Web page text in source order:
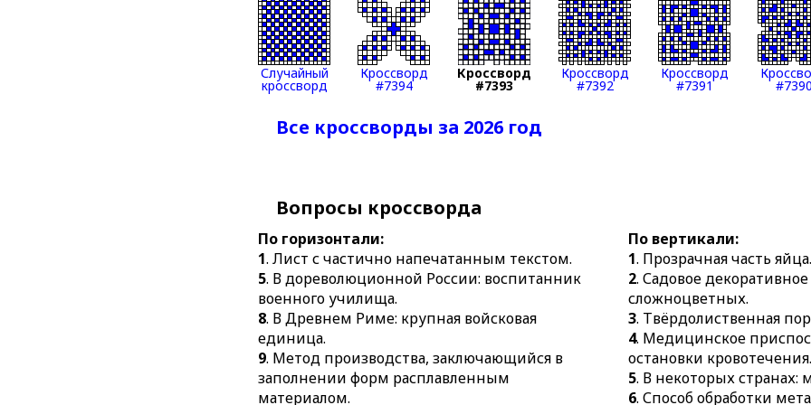
больнице.
31.В боксе: одна из схваток,
бой.
32.Место розничной
15.Рыболовецкая артель.
16.Тонкая палочка с
воспламеняющегося
17.То, что является
Главная, основная мысль
Перемещение на
Душевный уклад.
Случайный
кроссворд
Кроссворд
#7394
Кроссворд
#7393
Кроссворд
#7392
Кроссворд
#7391
Все кроссворды за 2026 год
Вопросы кроссворда
По горизонтали:
1. Лист с частично напечатанным текстом.
5. В дореволюционной России: воспитанник
военного училища.
8. В Древнем Риме: крупная войсковая
единица.
9. Метод производства, заключающийся в
заполнении форм расплавленным
материалом.
По вертикали:
1. Прозрачная часть яйца.
2. Садовое
сложноцветных.
3. Твёрдолиственная
4. Медицинское
остановки кровотечения.
5. В некоторых странах:
6. Способ обработки